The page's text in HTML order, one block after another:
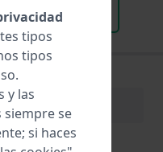
las marcas
tipos
tipos
y las
siempre se
si haces